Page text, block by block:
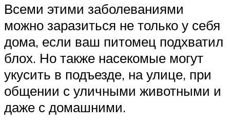
Всеми этими заболеваниями
можно заразиться не только у себя
дома, если ваш питомец подхватил
блох. Но также насекомые могут
укусить в подъезде, на улице, при
общении с уличными животными и
даже с домашними.